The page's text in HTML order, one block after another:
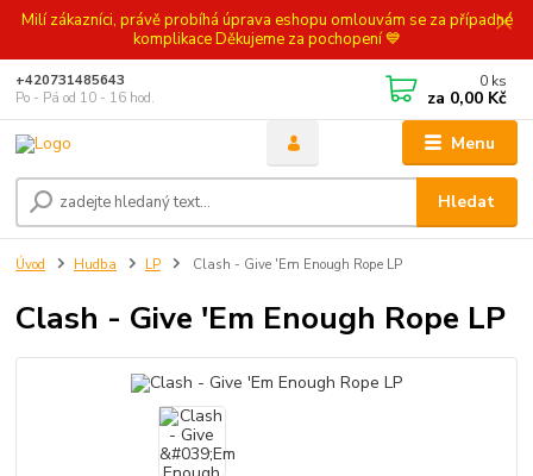
Milí zákazníci, právě probíhá úprava eshopu omlouvám se za případné
komplikace Děkujeme za pochopení 💙
Menu
Hledat
+420731485643
Po - Pá od 10 - 16 hod.
0 ks
za 0,00 Kč
Úvod Hudba LP Clash - Give 'Em Enough Rope LP
Clash - Give 'Em Enough Rope LP